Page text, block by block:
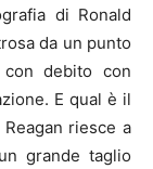
di Ronald
da un punto
debito con
E qual è il
riesce a
grande taglio